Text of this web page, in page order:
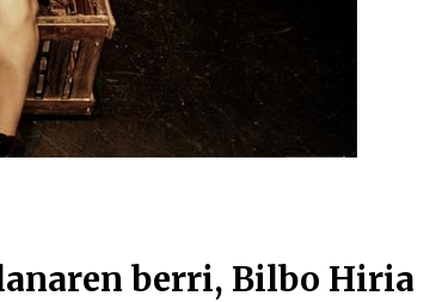
2021/10/13
Arrosari buruzko erreportaia
berri, Bilbo Hiria